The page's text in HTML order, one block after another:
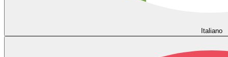
Italiano